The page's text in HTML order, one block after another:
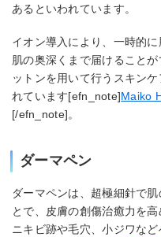
あるといわれています。
イオン導入により、一時的
肌の奥深くまで届けること
ットンを用いて行うスキン
れています[efn_note]Maiko
[/efn_note]。
ダーマペン
ダーマペンは、超極細針で
とで、皮膚の創傷治癒力を高
ニキビ跡や毛穴、小ジワな